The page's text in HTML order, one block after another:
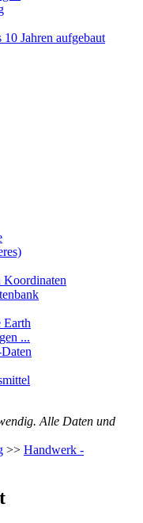
Jahren aufgebaut
Koordinaten
Earth
...
Alle Daten und
>> Handwerk -